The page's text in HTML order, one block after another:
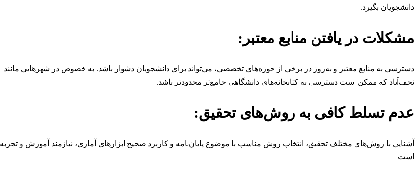
دانشجویان بگیرد.
مشکلات در یافتن منابع معتبر:
دسترسی به منابع معتبر و به‌روز در برخی از حوزه‌های تخصصی، می‌تواند برای دانشجویان دشوار باشد. به خصوص در شهرهایی مانند
نجف‌آباد که ممکن است دسترسی به کتابخانه‌های دانشگاهی جامع‌تر محدودتر باشد.
عدم تسلط کافی به روش‌های تحقیق:
آشنایی با روش‌های مختلف تحقیق، انتخاب روش مناسب با موضوع پایان‌نامه و کاربرد صحیح ابزارهای آماری، نیازمند آموزش و تجربه
است.